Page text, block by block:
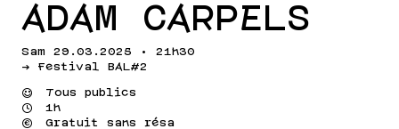
ADAM CARPELS
Sam 29.03.2025 • 21h30
-> Festival BAL#2
⌣
Tous publics
⌚
1h
💰
Gratuit sans résa